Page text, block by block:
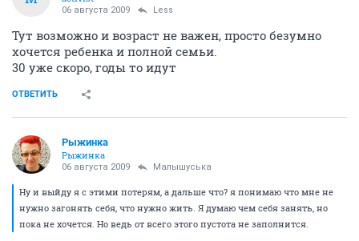
06 августа 2009 Less
Тут возможно и возраст не важен, просто безумно
хочется ребенка и полной семьи.
30 уже скоро, годы то идут
ОТВЕТИТЬ
Рыжинка
Рыжинка
06 августа 2009 Малышуська
Ну и выйду я с этими потерям, а дальше что? я понимаю что мне не
нужно загонять себя, что нужно жить. Я думаю чем себя занять, но
пока не хочется. Но ведь от всего этого пустота не заполнится.